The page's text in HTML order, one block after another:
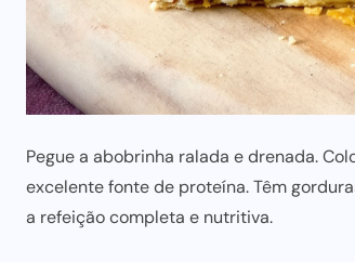
Pegue a abobrinha ralada e drenada.
excelente fonte de proteína. Têm
a refeição completa e nutritiva.